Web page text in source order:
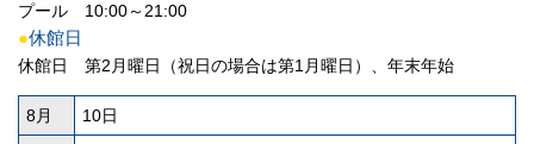
プール 10:00～21:00
●休館日
休館日 第2月曜日（祝日の場合は第1月曜日）、年末年始
8月 10日